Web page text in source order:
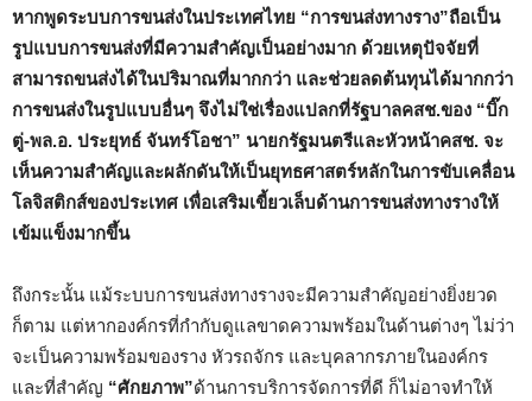
หากพูดระบบการขนส่งในประเทศไทย “การขนส่งทางราง”ถือเป็น
รูปแบบการขนส่งที่มีความสำคัญเป็นอย่างมาก ด้วยเหตุปัจจัยที่
สามารถขนส่งได้ในปริมาณที่มากกว่า และช่วยลดต้นทุนได้มากกว่า
การขนส่งในรูปแบบอื่นๆ จึงไม่ใช่เรื่องแปลกที่รัฐบาลคสช.ของ “บิ๊ก
ตู่-พล.อ. ประยุทธ์ จันทร์โอชา” นายกรัฐมนตรีและหัวหน้าคสช. จะ
เห็นความสำคัญและผลักดันให้เป็นยุทธศาสตร์หลักในการขับเคลื่อน
โลจิสติกส์ของประเทศ เพื่อเสริมเขี้ยวเล็บด้านการขนส่งทางรางให้
เข้มแข็งมากขึ้น
ถึงกระนั้น แม้ระบบการขนส่งทางรางจะมีความสำคัญอย่างยิ่งยวด
ก็ตาม แต่หากองค์กรที่กำกับดูแลขาดความพร้อมในด้านต่างๆ ไม่ว่า
จะเป็นความพร้อมของราง หัวรถจักร และบุคลากรภายในองค์กร
และที่สำคัญ “ศักยภาพ”ด้านการบริการจัดการที่ดี ก็ไม่อาจทำให้